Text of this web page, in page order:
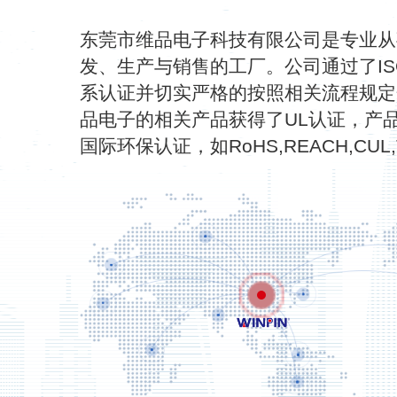
东莞市维品电子科技有限公司是专业
发、生产与销售的工厂。公司通过了
系认证并切实严格的按照相关流程规
品电子的相关产品获得了UL认证，产
国际环保认证，如